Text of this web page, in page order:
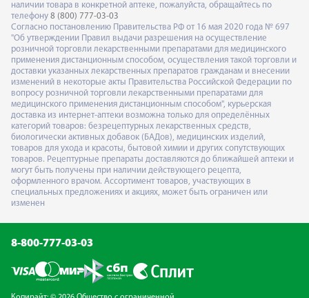
наличии товара в конкретной аптеке, пожалуйста, обращайтесь по
телефону 8 (800) 777-03-03
Согласно постановлению Правительства РФ от 16 мая 2020 года № 697
"Об утверждении Правил выдачи разрешения на осуществление
розничной торговли лекарственными препаратами для медицинского
применения дистанционным способом, осуществления такой торговли и
доставки указанных лекарственных препаратов гражданам и внесении
изменений в некоторые акты Правительства Российской Федерации по
вопросу розничной торговли лекарственными препаратами для
медицинского применения дистанционным способом", курьерская
доставка из интернет-аптеки возможна только для определённых
категорий товаров: безрецептурных лекарственных средств,
биологически активных добавок (БАДов), медицинских изделий,
товаров для ухода и красоты, бытовой химии и других сопутствующих
товаров. Рецептурные препараты доставляются до ближайшей аптеки и
могут быть получены при наличии действующего рецепта,
оформленного врачом. Ассортимент товаров, участвующих в
специальных предложениях и акциях, может быть ограничен или
изменен
8-800-777-03-03